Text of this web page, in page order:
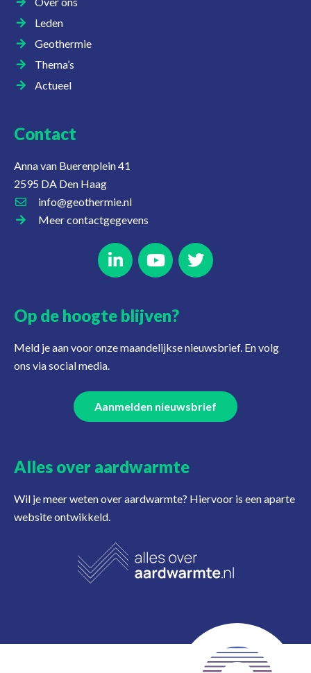
Leden
Geothermie
Thema’s
Actueel
Contact
Anna van Buerenplein 41
2595 DA Den Haag
info@geothermie.nl
Meer contactgegevens
Op de hoogte blijven?
Meld je aan voor onze maandelijkse nieuwsbrief. En volg
ons via social media.
Aanmelden nieuwsbrief
Alles over aardwarmte
Wil je meer weten over aardwarmte? Hiervoor is een aparte
website ontwikkeld.